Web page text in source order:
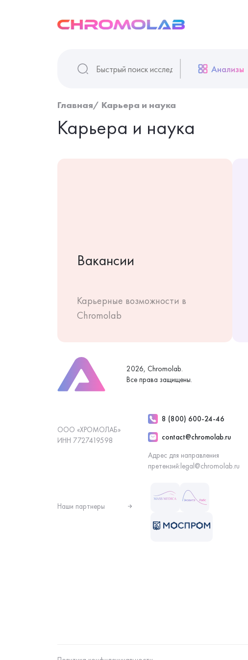
Анализы
Главная Карьера и наука
Карьера и наука
Вакансии
Карьерные возможности в
Chromolab
2026, Chromolab.
Все права защищены.
ООО «ХРОМОЛАБ»
ИНН 7727419598
8 (800) 600-24-46
contact@chromolab.ru
Адрес для направления
претензий:legal@chromolab.ru
Наши партнеры